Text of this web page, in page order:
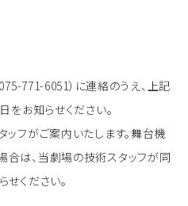
771-6051）に連絡のうえ、上記
をお知らせください。
ッフがご案内いたします。舞台機
は、当劇場の技術スタッフが同
ください。